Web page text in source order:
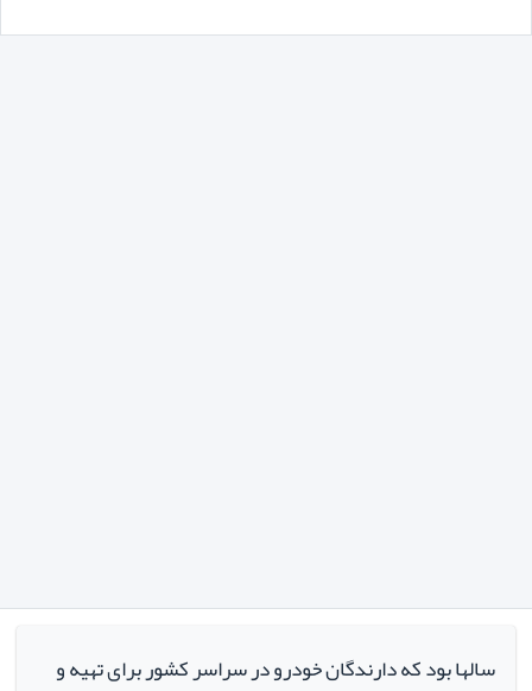
سالها بود که دارندگان خودرو در سراسر کشور برای تهیه و